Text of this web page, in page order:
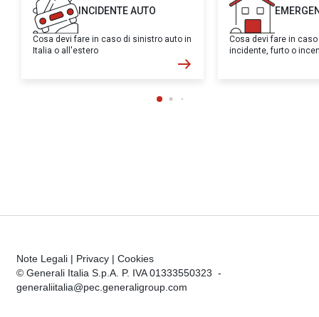
INCIDENTE AUTO
Cosa devi fare in caso di sinistro auto in
Italia o all'estero
Cosa devi fare in
incidente, furto o
Note Legali | Privacy | Cookies
© Generali Italia S.p.A. P. IVA 01333550323 -
generaliitalia@pec.generaligroup.com